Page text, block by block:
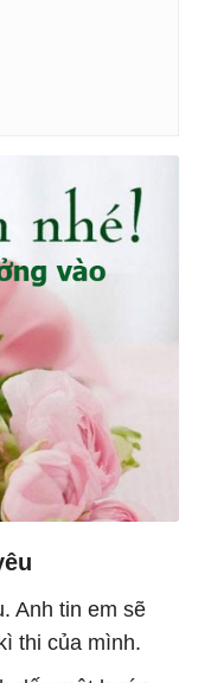
Anh tin em sẽ
thi của mình.